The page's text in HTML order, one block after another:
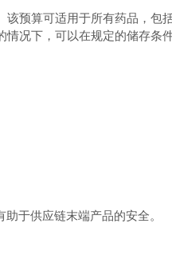
该预算可适用于所有药品，包
况下，可以在规定的储存条
于供应链末端产品的安全。